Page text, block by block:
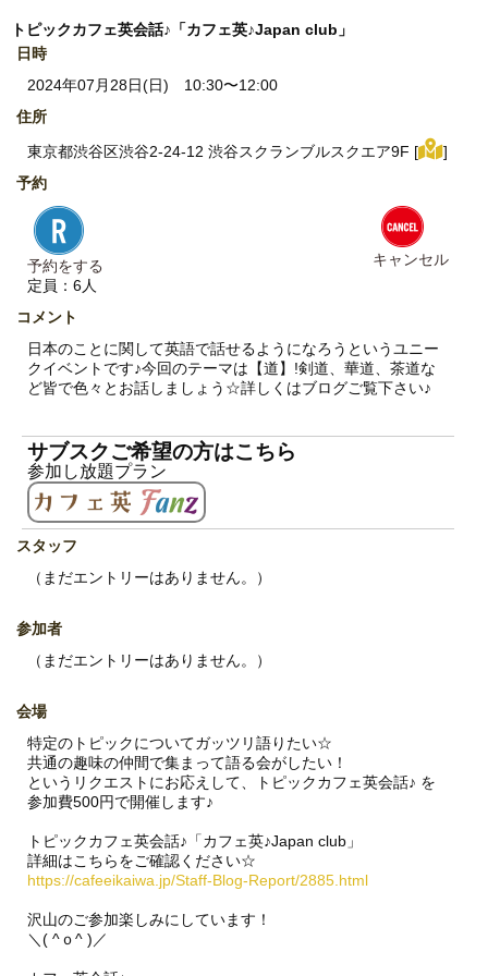
トピックカフェ英会話♪「カフェ英♪Japan club」
日時
2024年07月28日(日) 10:30〜12:00
住所
東京都渋谷区渋谷2-24-12 渋谷スクランブルスクエア9F [
]
予約
予約をする
定員：6人
キャンセル
コメント
日本のことに関して英語で話せるようになろうというユニー
クイベントです♪今回のテーマは【道】!剣道、華道、茶道な
ど皆で色々とお話しましょう☆詳しくはブログご覧下さい♪
サブスクご希望の方はこちら
参加し放題プラン
スタッフ
（まだエントリーはありません。）
参加者
（まだエントリーはありません。）
会場
特定のトピックについてガッツリ語りたい☆
共通の趣味の仲間で集まって語る会がしたい！
というリクエストにお応えして、トピックカフェ英会話♪ を
参加費500円で開催します♪
トピックカフェ英会話♪「カフェ英♪Japan club」
詳細はこちらをご確認ください☆
https://cafeeikaiwa.jp/Staff-Blog-Report/2885.html
沢山のご参加楽しみにしています！
＼( ^ｏ^ )／